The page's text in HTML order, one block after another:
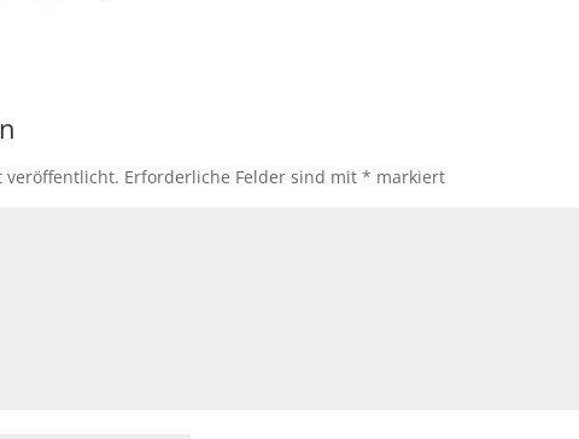
veröffentlicht. Erforderliche Felder sind mit* markiert